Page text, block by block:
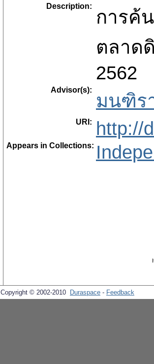
Description:
การค้
ตลาด
2562
Advisor(s):
มนฑิร
URI: http://
Appears in Collections:
Copyright © 2002-2010 Duraspace - Feedback